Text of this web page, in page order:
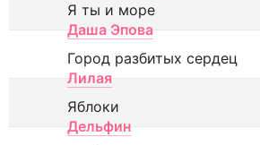
Я ты и море
Даша Эпова
Город разбитых сердец
Лилая
Яблоки
Дельфин